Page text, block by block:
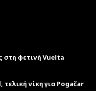
στη φετινή Vuelta
τελική νίκη για Pogačar